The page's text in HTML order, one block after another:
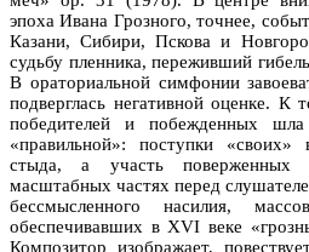
эпоха Ивана Грозного, точнее,
Казани, Сибири, Пскова и
судьбу пленника, переживший
В ораториальной симфонии
подверглась негативной оценке. К
победителей и побежденных шла
«правильной»: поступки «своих»
стыда, а участь
масштабных частях перед
бессмысленного насилия,
обеспечивавших в XVI веке
Композитор изображает,